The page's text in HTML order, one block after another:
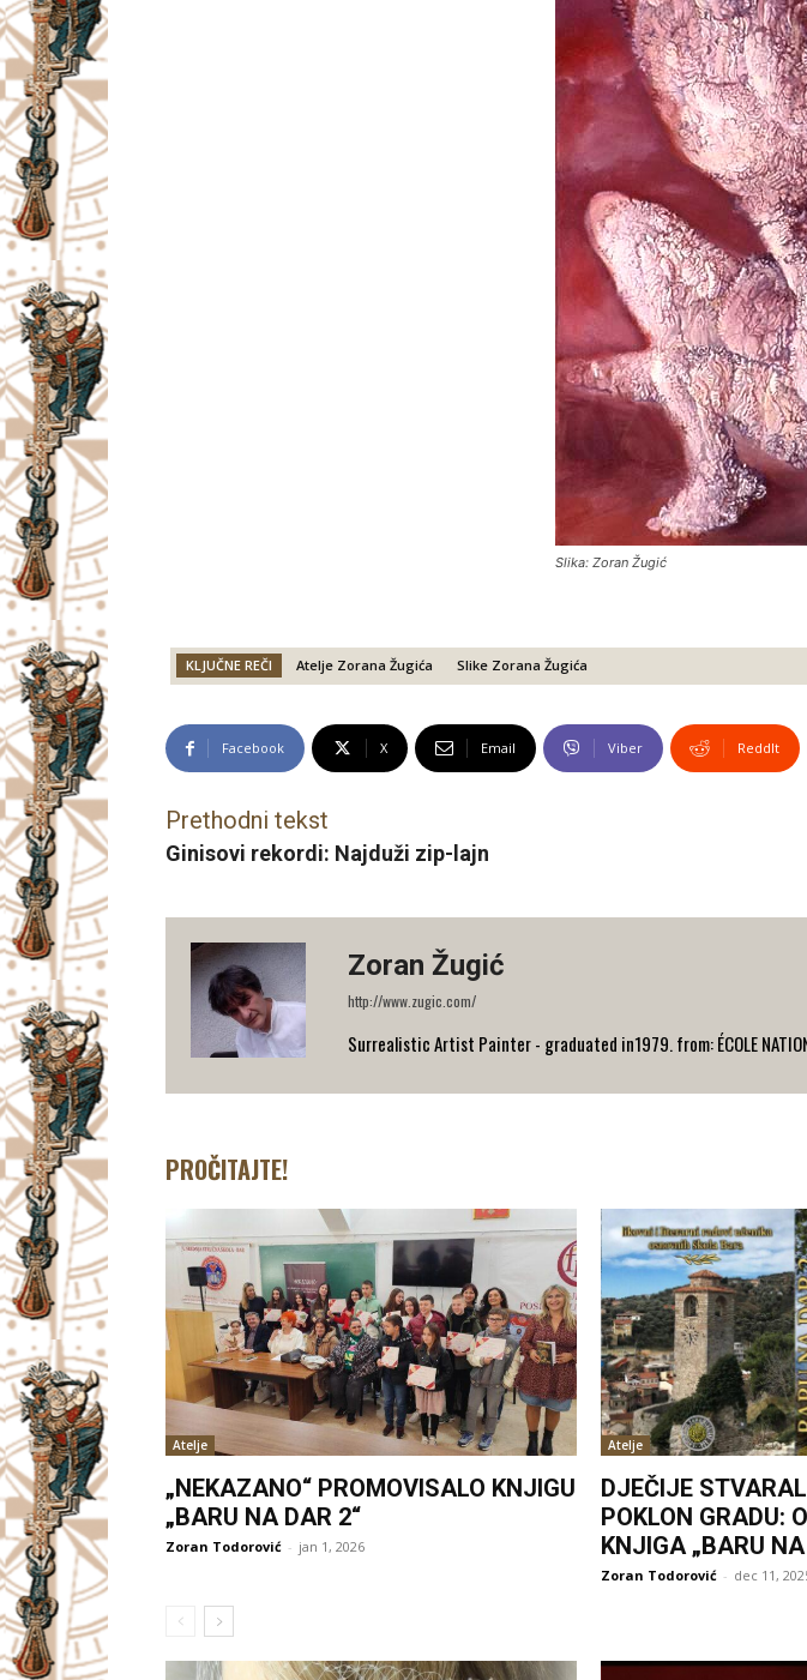
Slika: Zoran Žugić
KLJUČNE REČI Atelje Zorana Žugića Slike Zorana Žugića
Facebook X Email Viber ReddIt
Prethodni tekst
Ginisovi rekordi: Najduži zip-lajn
Zoran Žugić
http://www.zugic.com/
Surrealistic Artist Painter - graduated in1979. from: ÉCOLE
PROČITAJTE!
Atelje
„NEKAZANO“ PROMOVISALO KNJIGU
„BARU NA DAR 2“
Zoran Todorović - jan 1, 2026
Atelje
DJEČIJE
POKLON GRADU:
KNJIGA „BARU
Zoran Todorović - dec 11,